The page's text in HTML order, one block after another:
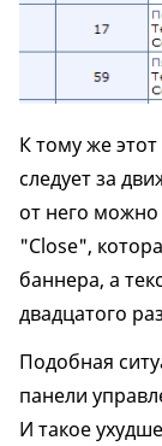
К тому же
следует за
от него
"Close",
баннера, а
двадцатого
Подобная
панели
И такое